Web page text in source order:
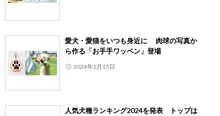
愛犬・愛猫をいつも身近に 肉球の写真か
ら作る「お手手ワッペン」登場
2024年1月15日
人気犬種ランキング2024を発表 トップは